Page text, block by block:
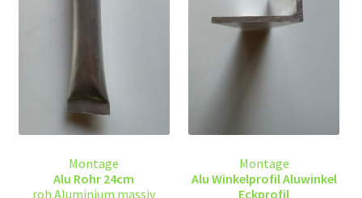
Montage
Alu Rohr 24cm
roh Aluminium massiv
Montage
Alu Winkelprofil Aluwinkel
Eckprofil